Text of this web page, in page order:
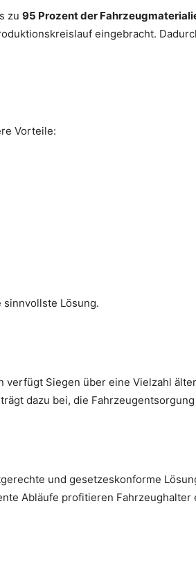
zu 95 Prozent der
eingebracht.
Vorteile:
sinnvollste Lösung.
Siegen über eine Vielzahl
dazu bei, die
und gesetzeskonforme
Abläufe profitieren Fahrzeughalter